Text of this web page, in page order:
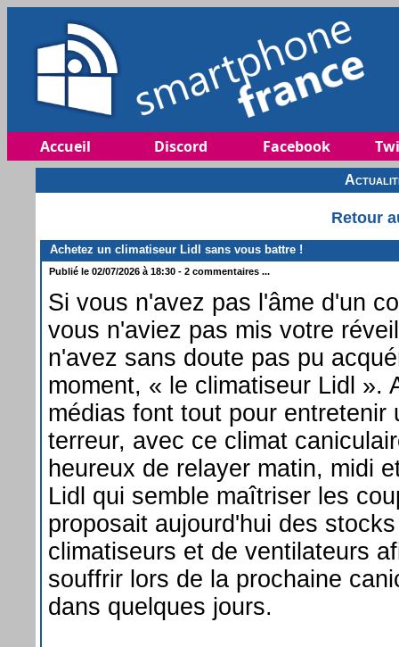
Accueil Discord Facebook
Retour
Achetez un climatiseur Lidl sans vous battre !
Publié le 02/07/2026 à 18:30 - 2 commentaires ...
Si vous n'avez pas l'âme d'un
vous n'aviez pas mis votre
n'avez sans doute pas pu
moment, « le climatiseur Lidl ».
médias font tout pour entretenir
terreur, avec ce climat
heureux de relayer matin, midi
Lidl qui semble maîtriser les
proposait aujourd'hui des
climatiseurs et de ventilateurs
souffrir lors de la prochaine
dans quelques jours.